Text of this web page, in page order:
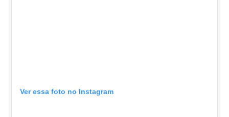
Ver essa foto no Instagram